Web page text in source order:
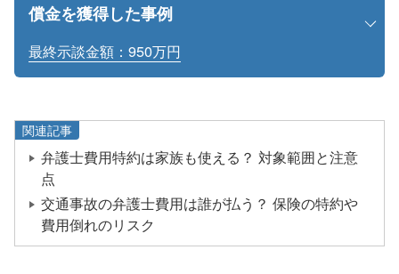
償金を獲得した事例
最終示談金額：950万円
関連記事
弁護士費用特約は家族も使える？ 対象範囲と注意
点
交通事故の弁護士費用は誰が払う？ 保険の特約や
費用倒れのリスク